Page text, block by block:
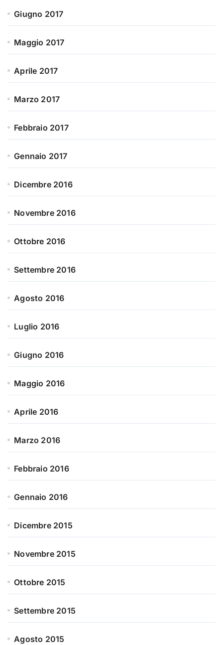
Giugno 2017
Maggio 2017
Aprile 2017
Marzo 2017
Febbraio 2017
Gennaio 2017
Dicembre 2016
Novembre 2016
Ottobre 2016
Settembre 2016
Agosto 2016
Luglio 2016
Giugno 2016
Maggio 2016
Aprile 2016
Marzo 2016
Febbraio 2016
Gennaio 2016
Dicembre 2015
Novembre 2015
Ottobre 2015
Settembre 2015
Agosto 2015